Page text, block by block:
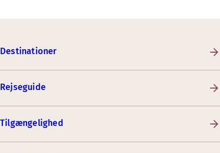
Destinationer
Rejseguide
Tilgængelighed